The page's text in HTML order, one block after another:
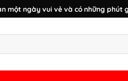
một ngày vui vẻ và có những